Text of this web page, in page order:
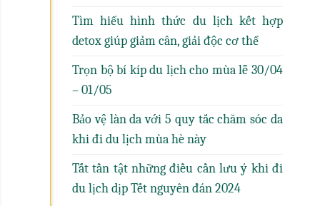
Tìm hiểu hình thức du lịch kết hợp
detox giúp giảm cân, giải độc cơ thể
Trọn bộ bí kíp du lịch cho mùa lễ 30/04
– 01/05
Bảo vệ làn da với 5 quy tắc chăm sóc da
khi đi du lịch mùa hè này
Tất tần tật những điều cần lưu ý khi đi
du lịch dịp Tết nguyên đán 2024